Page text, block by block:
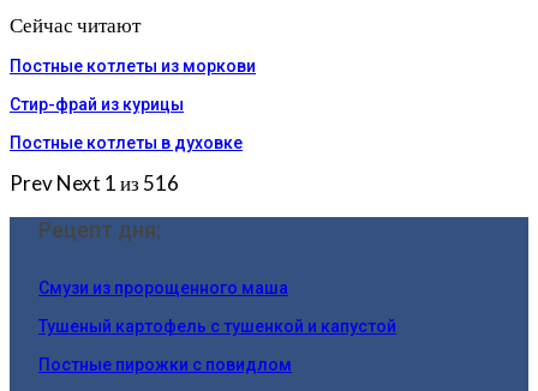
Сейчас читают
Постные котлеты из моркови
Стир-фрай из курицы
Постные котлеты в духовке
PrevNext 1 из 516
Рецепт дня:
Смузи из пророщенного маша
Тушеный картофель с тушенкой и капустой
Постные пирожки с повидлом